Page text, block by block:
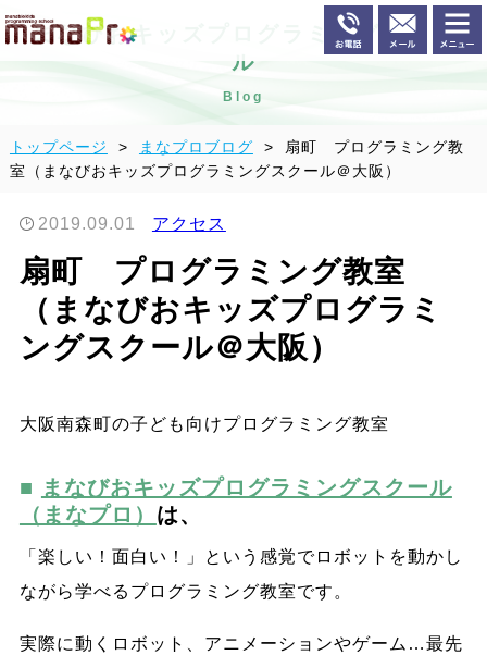
まなびおキッズプログラミングスクー
ル
Blog
トップページ まなプロブログ
扇町 プログラミング教
室（まなびおキッズプログラミングスクール＠大阪）
2019.09.01 アクセス
扇町 プログラミング教室
（まなびおキッズプログラミ
ングスクール＠大阪）
大阪南森町の子ども向けプログラミング教室
まなびおキッズプログラミングスクール
（まなプロ） は、
「楽しい！面白い！」という感覚でロボットを動かし
ながら学べるプログラミング教室です。
実際に動くロボット、アニメーションやゲーム…最先